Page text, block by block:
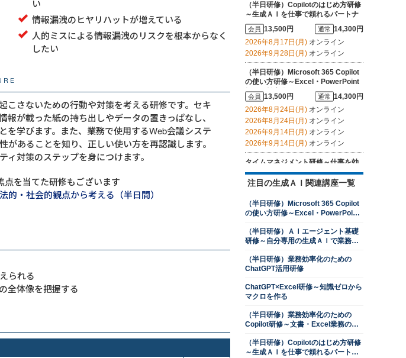
い
情報漏洩のヒヤリハットが増えている
人的ミスによる情報漏洩のリスクを根本からなく
したい
こさないための行動や対策を考える研修です。セキ
が載った紙の持ち出しやデータの置きっぱなし、
を学びます。また、業務で使用するWeb会議システ
あることを知り、正しい使い方を再認識します。
対策のステップを身につけます。
を当てた研修もございます
・社会的観点から考える（半日間）
られる
全体像を把握する
（半日研修）Copilotのはじめ方研修
～生成ＡＩを仕事で頼れるパートナ
ーにする
会員 13,500円 通常 14,300円
2026年8月17日(月) オンライン
2026年9月28日(月) オンライン
（半日研修）Microsoft 365 Copilot
の使い方研修～Excel・PowerPoint
操作を効率化する
会員 13,500円 通常 14,300円
2026年8月24日(月) オンライン
2026年8月24日(月) オンライン
2026年9月14日(月) オンライン
2026年9月14日(月) オンライン
タイムマネジメント研修～仕事を効
率的に進めるための時間管理を学ぶ
会員 13,500円 通常 14,300円
2026年8月24日(月)
ロジカルシンキング研修
会員 13,500円 通常
14,300円
2026年8月24日(月)オンライン
2026年9月28日(月)オンライン
目標管理研修～目標達成に向けた継
続的なマネジメント
会員 13,500円
2026年8月24日(月)オンライン
交渉力向上研修～ネゴシエーション
スキルを上達させる
会員 13,500円 通常
14,300円
注目の生成ＡＩ関連講座一覧
（半日研修）Microsoft 365 Copilot
の使い方研修～Excel・PowerPoint
（半日研修）ＡＩエージェント基礎
研修～自分専用の生成ＡＩで業務を
（半日研修）業務効率化のための
ChatGPT活用研修
ChatGPT×Excel研修～知識ゼロから
マクロを作る
（半日研修）業務効率化のための
Copilot研修～文書・Excel業務のコ
（半日研修）Copilotのはじめ方研修
～生成ＡＩを仕事で頼れるパートナ